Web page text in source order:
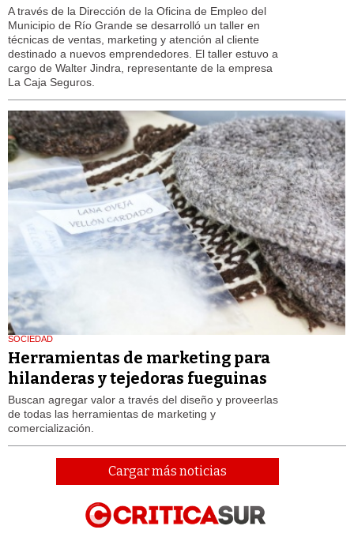
A través de la Dirección de la Oficina de Empleo del
Municipio de Río Grande se desarrolló un taller en
técnicas de ventas, marketing y atención al cliente
destinado a nuevos emprendedores. El taller estuvo a
cargo de Walter Jindra, representante de la empresa
La Caja Seguros.
SOCIEDAD
Herramientas de marketing para
hilanderas y tejedoras fueguinas
Buscan agregar valor a través del diseño y proveerlas
de todas las herramientas de marketing y
comercialización.
Cargar más noticias